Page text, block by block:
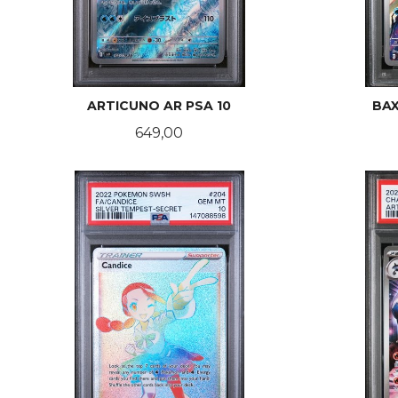
ARTICUNO AR PSA 10
Pris
649,00
LES MER